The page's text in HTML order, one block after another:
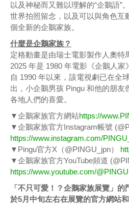
以及神秘而又難以理解的“企鵝語”
世界拍照留念，以及可以與角色互
個全新的企鵝家族。
什麼是企鵝家族？
定格動畫是由瑞士電影製作人奧特
2025 年是 1980 年電影《企鵝人家
自 1990 年以來，該電視劇已在全
出，小企鵝男孩 Pingu 和他的朋友
各地人們的喜愛。
▼企鵝家族官方網站https://
▼企鵝家族官方Instagram帳號
https://www.instagram.com/
▼Pingu官方X（@PINGU_jpn）
▼企鵝家族官方YouTube頻道
https://www.youtube.com/@PINGU
「不只可愛！？企鵝家族展覽」
於5月中旬左右在展覽的官方網站和